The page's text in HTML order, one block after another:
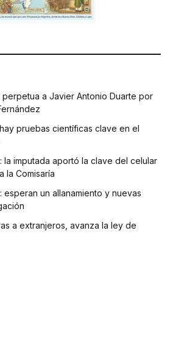
a Javier Antonio Duarte por
pruebas científicas clave en el
la imputada aportó la clave del celular
la Comisaría
esperan un allanamiento y nuevas
a extranjeros, avanza la ley de